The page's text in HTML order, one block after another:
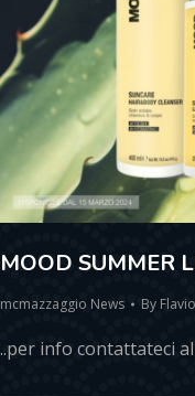
MOOD SUMMER
mcmazzaggio News By
..per info contattateci